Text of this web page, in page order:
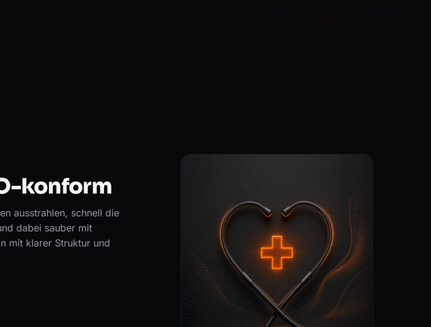
konform
ausstrahlen, schnell die
dabei sauber mit
mit klarer Struktur und